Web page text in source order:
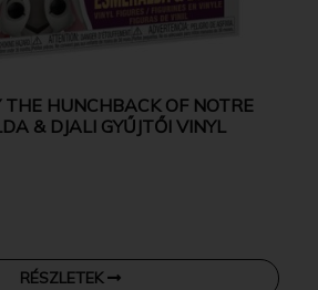
THE HUNCHBACK OF NOTRE
& DJALI GYŰJTŐI VINYL
RÉSZLETEK